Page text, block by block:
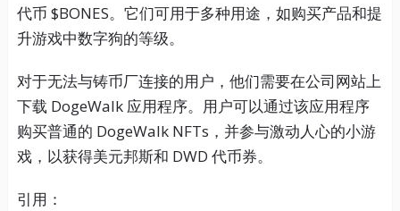
代币 $BONES。它们可用于多种用途，如购买产品和提
升游戏中数字狗的等级。
对于无法与铸币厂连接的用户，他们需要在公司网站上
下载 DogeWalk 应用程序。用户可以通过该应用程序
购买普通的 DogeWalk NFTs，并参与激动人心的小游
戏，以获得美元邦斯和 DWD 代币券。
引用：